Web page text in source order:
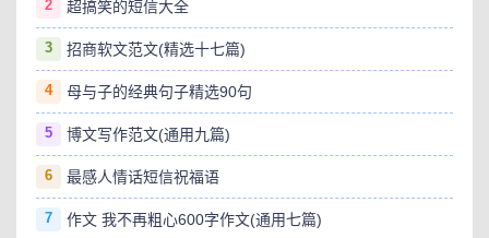
2 超搞笑的短信大全
3 招商软文范文(精选十七篇)
4 母与子的经典句子精选90句
5 博文写作范文(通用九篇)
6 最感人情话短信祝福语
7 作文 我不再粗心600字作文(通用七篇)